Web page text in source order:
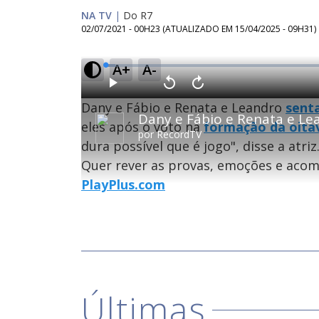
NA TV | Do R7
02/07/2021 - 00H23 (ATUALIZADO EM 15/04/2025 - 09H31)
A+ A-
porRecordTV
P
l
y
V
o
l
t
a
r
1
0
s
g
u
A
v
a
n
ç
a
r
1
0
e
g
L
o
a
d
e
:
.
1
%
Dany e Fábio e Renata e Leandro
eles após o voto naformação da
dura possível que é jogo", disse a atriz.
Quer rever as provas, emoções e
PlayPlus.com
Últimas